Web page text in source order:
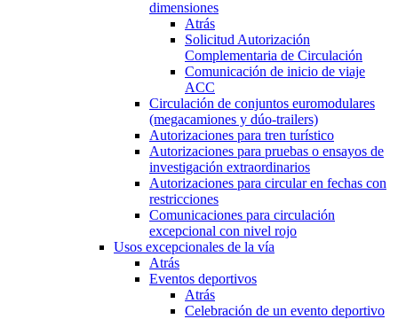
dimensiones
Atrás
Solicitud Autorización
Complementaria de Circulación
Comunicación de inicio de viaje
ACC
Circulación de conjuntos euromodulares
(megacamiones y dúo-trailers)
Autorizaciones para tren turístico
Autorizaciones para pruebas o ensayos de
investigación extraordinarios
Autorizaciones para circular en fechas con
restricciones
Comunicaciones para circulación
excepcional con nivel rojo
Usos excepcionales de la vía
Atrás
Eventos deportivos
Atrás
Celebración de un evento deportivo